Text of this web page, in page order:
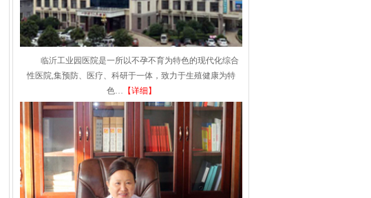
临沂工业园医院是一所以不孕不育为特色的现代化综合
性医院,集预防、医疗、科研于一体，致力于生殖健康为特
色… 【详细】